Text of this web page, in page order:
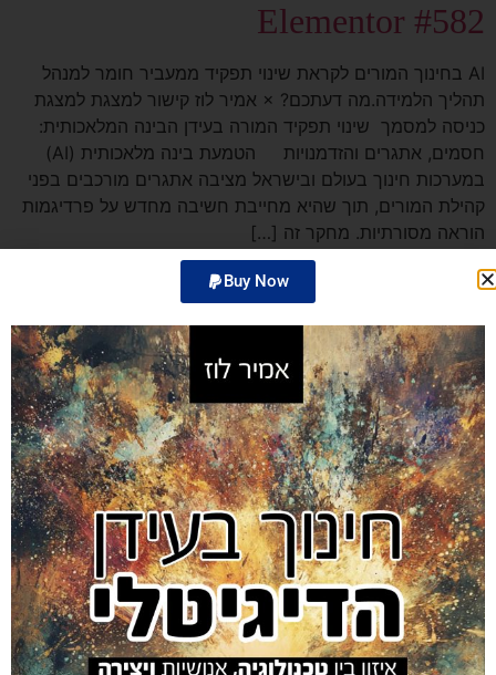
Elementor #582
AI בחינוך המורים לקראת שינוי תפקיד ממעביר חומר למנהל
תהליך הלמידה.מה דעתכם? × אמיר לוז קישור למצגת למצגת
כניסה למסמך שינוי תפקיד המורה בעידן הבינה המלאכותית:
חסמים, אתגרים והזדמנויות הטמעת בינה מלאכותית (AI)
במערכות חינוך בעולם ובישראל מציבה אתגרים מורכבים בפני
קהילת המורים, תוך שהיא מחייבת חשיבה מחדש על פרדיגמות
הוראה מסורתיות. מחקר זה […]
Buy Now